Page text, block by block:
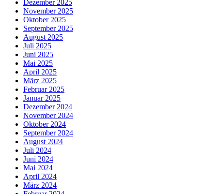
Dezember 2025
November 2025
Oktober 2025
September 2025
August 2025
Juli 2025
Juni 2025
Mai 2025
April 2025
März 2025
Februar 2025
Januar 2025
Dezember 2024
November 2024
Oktober 2024
September 2024
August 2024
Juli 2024
Juni 2024
Mai 2024
April 2024
März 2024